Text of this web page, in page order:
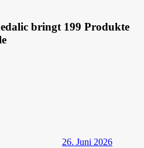
bringt 199 Produkte
26. Juni 2026